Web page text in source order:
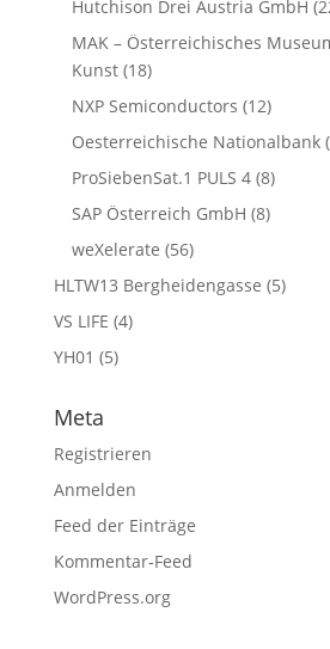
Hutchison Drei Austria GmbH
MAK – Österreichisches
Kunst(18)
NXP Semiconductors (12)
Oesterreichische Nationalbank
ProSiebenSat.1 PULS 4(8)
SAP Österreich GmbH (8)
weXelerate (56)
HLTW13 Bergheidengasse (5)
VS LIFE (4)
YH01 (5)
Meta
Registrieren
Anmelden
Feed der Einträge
Kommentar-Feed
WordPress.org